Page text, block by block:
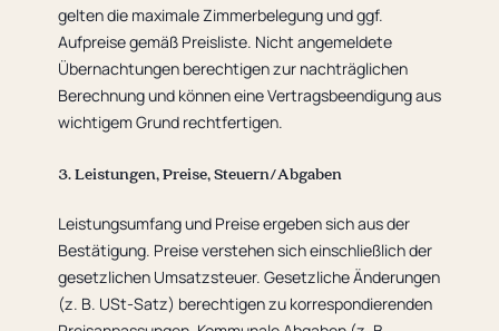
gelten die maximale Zimmerbelegung und ggf.
Aufpreise gemäß Preisliste. Nicht angemeldete
Übernachtungen berechtigen zur nachträglichen
Berechnung und können eine Vertragsbeendigung aus
wichtigem Grund rechtfertigen.
3. Leistungen, Preise, Steuern/Abgaben
Leistungsumfang und Preise ergeben sich aus der
Bestätigung. Preise verstehen sich einschließlich der
gesetzlichen Umsatzsteuer. Gesetzliche Änderungen
(z. B. USt-Satz) berechtigen zu korrespondierenden